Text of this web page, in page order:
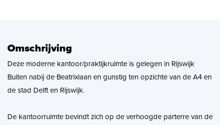
Zoekopdracht
Nieuws
Contact
Omschrijving
Deze moderne kantoor/praktijkruimte is gelegen in Rijswijk
Buiten nabij de Beatrixlaan en gunstig ten opzichte van de A4 en
de stad Delft en Rijswijk.
De kantoorruimte bevindt zich op de verhoogde parterre van de